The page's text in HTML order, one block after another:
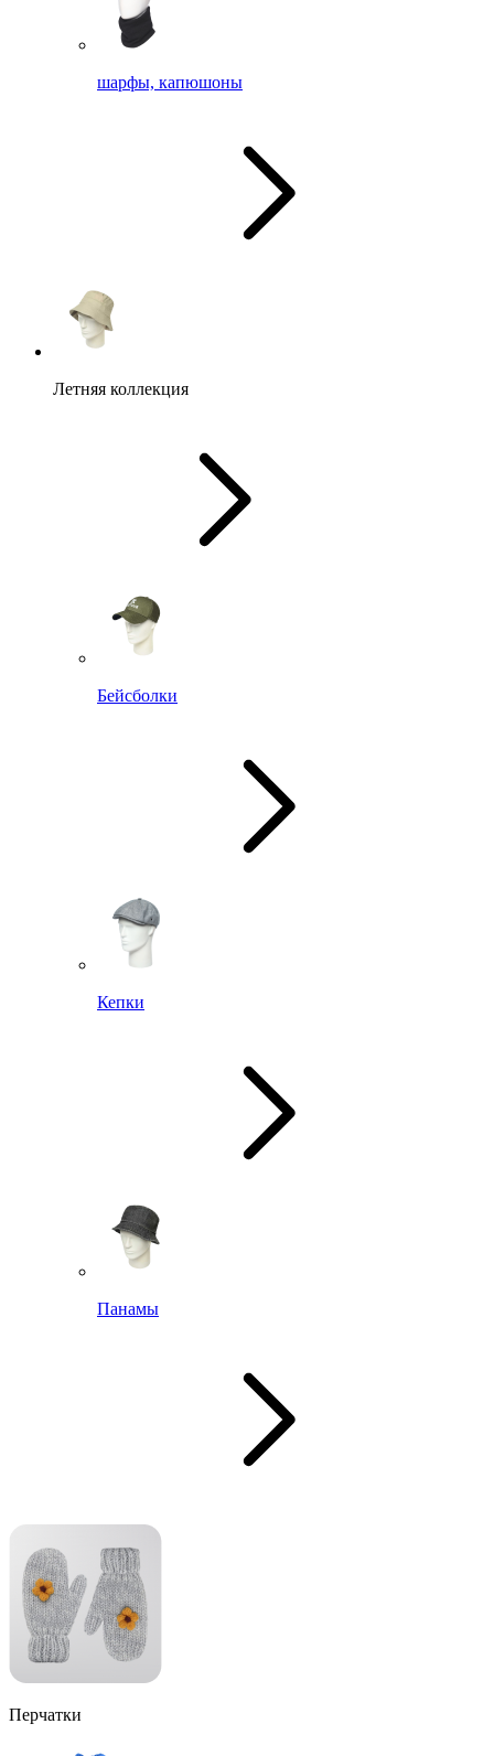
шарфы, капюшоны
Летняя коллекция
Бейсболки
Кепки
Панамы
Перчатки